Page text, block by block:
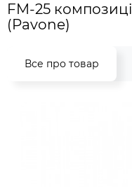
FM-25
(Pavone)
Все про товар